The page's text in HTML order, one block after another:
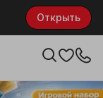
Открыть